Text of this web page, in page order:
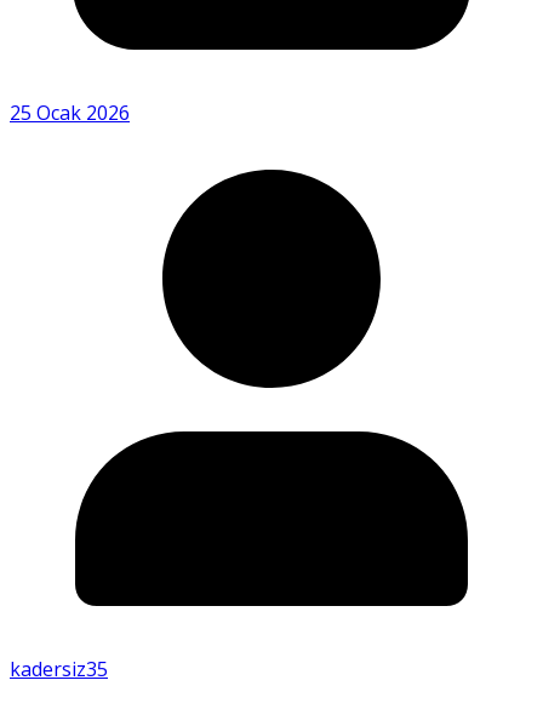
25 Ocak 2026
kadersiz35